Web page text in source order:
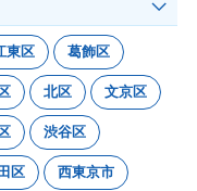
東区 葛飾区
北区 文京区
渋谷区
区 西東京市